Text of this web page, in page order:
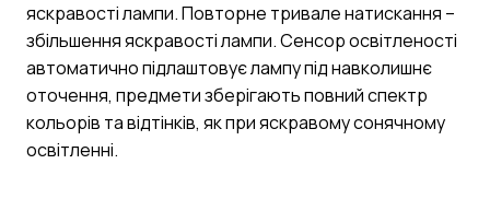
яскравості лампи. Повторне тривале натискання –
збільшення яскравості лампи. Сенсор освітленості
автоматично підлаштовує лампу під навколишнє
оточення, предмети зберігають повний спектр
кольорів та відтінків, як при яскравому сонячному
освітленні.